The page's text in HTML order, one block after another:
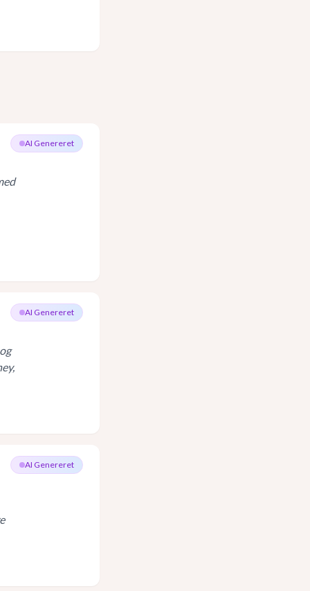
AI Genereret
AI Genereret
AI Genereret